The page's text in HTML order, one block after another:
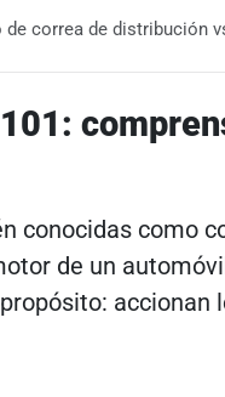
correa de distribución
conocidas como
de un
accionan